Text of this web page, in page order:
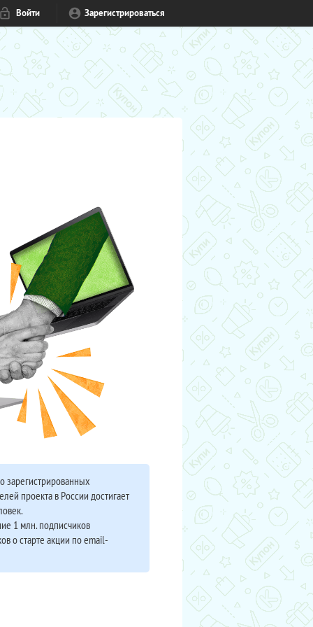
Войти Зарегистрироваться
зарегистрированных
проекта в России достигает
1 млн. подписчиков
о старте акции по email-